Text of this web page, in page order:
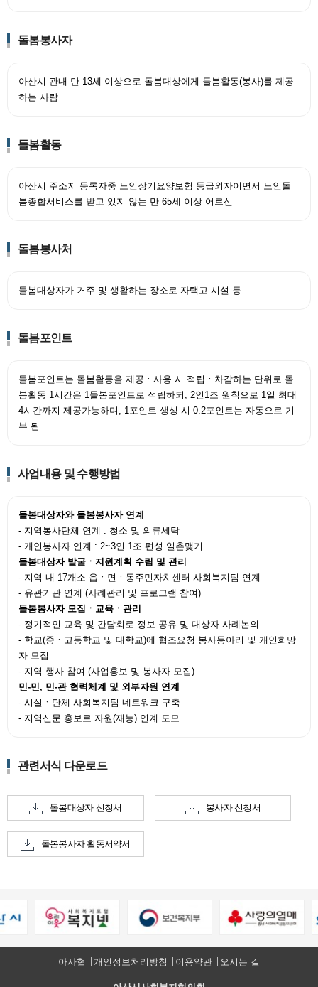
돌봄봉사자
아산시 관내 만 13세 이상으로 돌봄대상에게 돌봄활동(봉사)를 제공
하는 사람
돌봄활동
아산시 주소지 등록자중 노인장기요양보험 등급외자이면서 노인돌
봄종합서비스를 받고 있지 않는 만 65세 이상 어르신
돌봄봉사처
돌봄대상자가 거주 및 생활하는 장소로 자택고 시설 등
돌봄포인트
돌봄포인트는 돌봄활동을 제공ㆍ사용 시 적립ㆍ차감하는 단위로 돌
봄활동 1시간은 1돌봄포인트로 적립하되, 2인1조 원칙으로 1일 최대
4시간까지 제공가능하며, 1포인트 생성 시 0.2포인트는 자동으로 기
부 됨
사업내용 및 수행방법
돌봄대상자와 돌봄봉사자 연계
- 지역봉사단체 연계 : 청소 및 의류세탁
- 개인봉사자 연계 : 2~3인 1조 편성 일촌맺기
돌봄대상자 발굴ㆍ지원계획 수립 및 관리
- 지역 내 17개소 읍ㆍ면ㆍ동주민자치센터 사회복지팀 연계
- 유관기관 연계 (사례관리 및 프로그램 참여)
돌봄봉사자 모집ㆍ교육ㆍ관리
- 정기적인 교육 및 간담회로 정보 공유 및 대상자 사례논의
- 학교(중ㆍ고등학교 및 대학교)에 협조요청 봉사동아리 및 개인희망
자 모집
- 지역 행사 참여 (사업홍보 및 봉사자 모집)
민-민, 민-관 협력체계 및 외부자원 연계
- 시설ㆍ단체 사회복지팀 네트워크 구축
- 지역신문 홍보로 자원(재능) 연계 도모
관련서식 다운로드
돌봄대상자 신청서 봉사자 신청서
돌봄봉사자 활동서약서
아사협 개인정보처리방침 이용약관 오시는 길